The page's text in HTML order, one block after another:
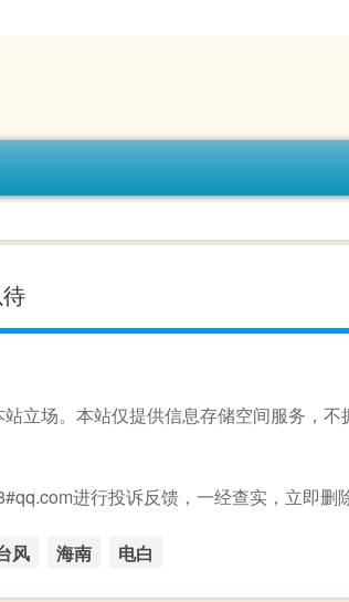
立场。本站仅提供信息存储空间服务，
进行投诉反馈，一经查实，立即删
风 海南 电白